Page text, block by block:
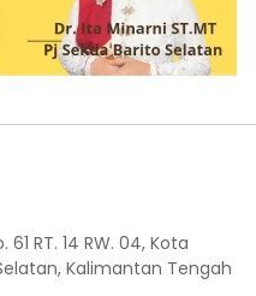
RT. 14 RW. 04, Kota
Kalimantan Tengah